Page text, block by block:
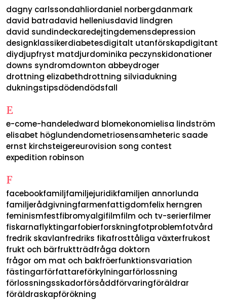
dagny carlssondahliordaniel norbergdanmark
david batradavid helleniusdavid lindgren
david sundindeckaredejtingdemensdepression
designklassikerdiabetesdigitalt utanförskapdigitant
diydjupfryst matdjurdominika peczynskidonationer
downs syndromdownton abbeydroger
drottning elizabethdrottning silviadukning
dukningstipsdödendödsfall
E
e-come-handeledward blomekonomielisa lindström
elisabet höglundendometriosensamheteric saade
ernst kirchsteigereurovision song contest
expedition robinson
F
facebookfamiljfamiljejuridikfamiljen annorlunda
familjerådgivningfarmenfattigdomfelix herngren
feminismfestfibromyalgifilmfilm och tv-serierfilmer
fiskarnaflyktingarfobierforskningfotproblemfotvård
fredrik skavlanfredriks fikafrosttåliga växterfrukost
frukt och bärfruktträdfråga doktorn
frågor om mat och bakfröerfunktionsvariation
fästingarförfattareförkylningarförlossning
förlossningsskadorförsåddförvaringföräldrar
föräldraskapförökning